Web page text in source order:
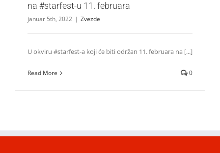
na #starfest-u 11. februara
januar 5th, 2022 | Zvezde
U okviru #starfest-a koji će biti održan 11. februara na [...]
Read More 0